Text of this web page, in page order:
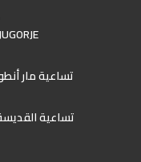
تساعية مار
تساعية